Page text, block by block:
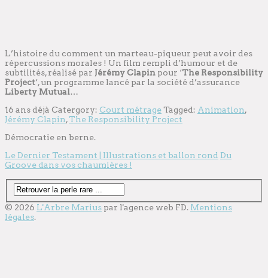
L’histoire du comment un marteau-piqueur peut avoir des
répercussions morales ! Un film rempli d’humour et de
subtilités, réalisé par Jérémy Clapin pour ‘The Responsibility
Project‘, un programme lancé par la société d’assurance
Liberty Mutual…
16 ans déjà Catergory: Court métrageTagged: Animation,
Jérémy Clapin,The Responsibility Project
Démocratie en berne.
Le Dernier Testament | Illustrations et ballon rondDu
Groove dans vos chaumières !
© 2026 L'Arbre Marius par l'agence web FD. Mentions
légales.